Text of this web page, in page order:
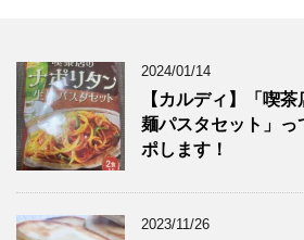
く
だ
さ
い
(
新
し
い
ン
ウ
2024/01/14
【カルディ】「喫
麺パスタセット」っ
ポします！
2023/11/26